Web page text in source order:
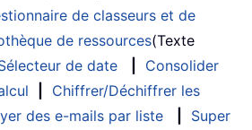
de classeurs et de
de ressources(Texte
de date
Consolider
Chiffrer/Déchiffrer les
des e-mails par liste
Super